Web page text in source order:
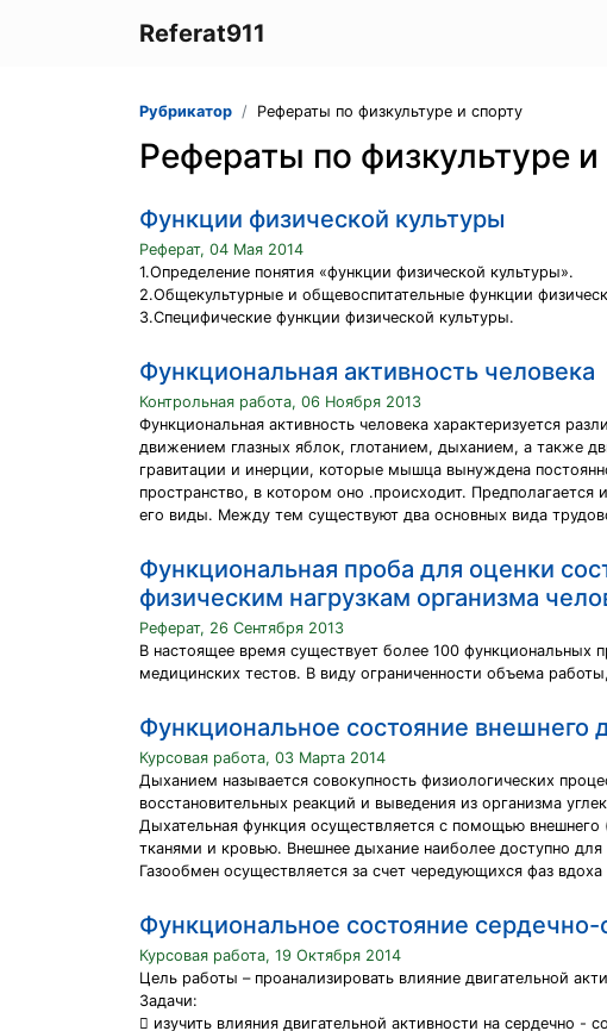
Referat911
Рубрикатор Рефераты по физкультуре и спорту
Рефераты по физкультуре и
Функции физической культуры
Реферат, 04 Мая 2014
1.Определение понятия «функции физической культуры».
2.Общекультурные и общевоспитательные функции
3.Специфические функции физической культуры.
Функциональная активность человека
Контрольная работа, 06 Ноября 2013
Функциональная активность человека характеризуется
движением глазных яблок, глотанием, дыханием, а также
гравитации и инерции, которые мышца вынуждена
пространство, в котором оно .происходит.
его виды. Между тем существуют два основных вида
Функциональная проба для оценки
физическим нагрузкам организма
Реферат, 26 Сентября 2013
В настоящее время существует более 100 функциональных
медицинских тестов. В виду ограниченности объема
Функциональное состояние внешнего
Курсовая работа, 03 Марта 2014
Дыханием называется совокупность физиологических
восстановительных реакций и выведения из организма
Дыхательная функция осуществляется с помощью
тканями и кровью. Внешнее дыхание наиболее доступно
Газообмен осуществляется за счет чередующихся фаз
Функциональное состояние
Курсовая работа, 19 Октября 2014
Цель работы – проанализировать влияние двигательной
Задачи:
 изучить влияния двигательной активности на сердечно -